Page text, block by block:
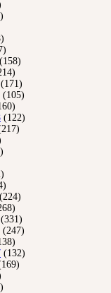
(158)
(171)
(105)
(122)
(224)
(331)
(247)
(132)